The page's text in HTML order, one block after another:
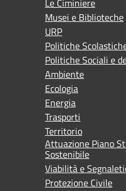
Le Ciminiere
Musei e Biblioteche
URP
Politiche
Politiche Sociali e
Ambiente
Ecologia
Energia
Trasporti
Territorio
Attuazione Piano
Sostenibile
Viabilità e
Protezione Civile